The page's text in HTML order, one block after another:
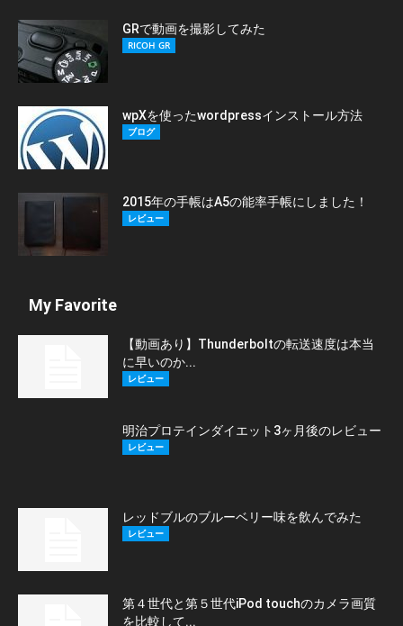
GRで動画を撮影してみた
RICOH GR
wpXを使ったwordpressインストール方法
ブログ
2015年の手帳はA5の能率手帳にしました！
レビュー
My Favorite
【動画あり】Thunderboltの転送速度は本当
に早いのか...
レビュー
明治プロテインダイエット3ヶ月後のレビュー
レビュー
レッドブルのブルーベリー味を飲んでみた
レビュー
第４世代と第５世代iPod touchのカメラ画質
を比較して...